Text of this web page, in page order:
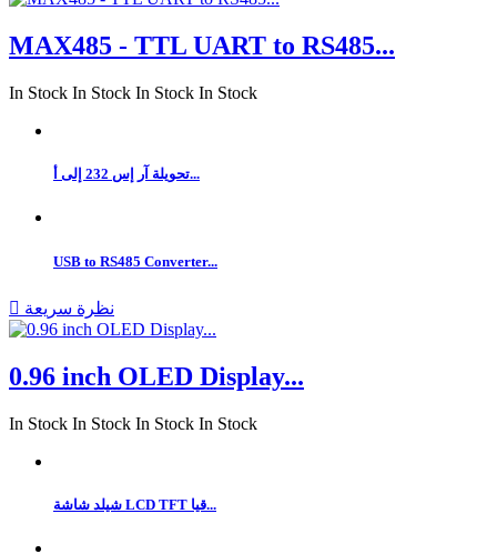
MAX485 - TTL UART to RS485...
In Stock In Stock In Stock In Stock
تحويلة آر إس 232 إلى أ...
USB to RS485 Converter...
 نظرة سريعة
0.96 inch OLED Display...
In Stock In Stock In Stock In Stock
شيلد شاشة LCD TFT قيا...